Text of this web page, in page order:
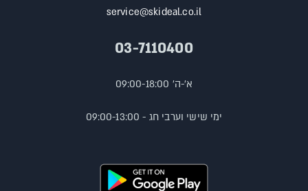
service@skideal.co.il
03-7110400
א'-ה' 09:00-18:00
ימי שישי וערבי חג - 09:00-13:00